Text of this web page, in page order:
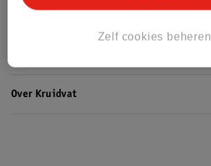
Over Kruidvat
Zelf cookies beheren